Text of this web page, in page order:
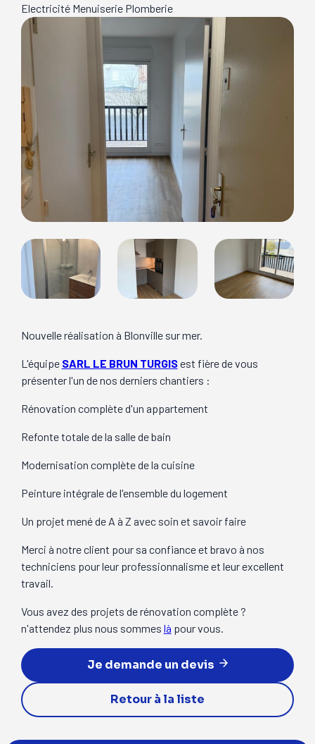
Electricité Menuiserie Plomberie
Nouvelle réalisation à Blonville sur mer.
L'équipe SARL LE BRUN TURGISest fière de vous
présenter l'un de nos derniers chantiers :
Rénovation complète d'un appartement
Refonte totale de la salle de bain
Modernisation complète de la cuisine
Peinture intégrale de l'ensemble du logement
Un projet mené de A à Z avec soin et savoir faire
Merci à notre client pour sa confiance et bravo à nos
techniciens pour leur professionnalisme et leur excellent
travail.
Vous avez des projets de rénovation complète ?
n'attendez plus nous sommes là pour vous.
Je demande un devis
Retour à la liste